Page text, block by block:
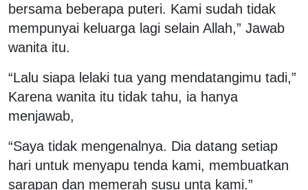
bersama beberapa puteri. Kami sudah tidak
mempunyai keluarga lagi selain Allah,” Jawab
wanita itu.
“Lalu siapa lelaki tua yang mendatangimu tadi,”
Karena wanita itu tidak tahu, ia hanya
menjawab,
“Saya tidak mengenalnya. Dia datang setiap
hari untuk menyapu tenda kami, membuatkan
sarapan dan memerah susu unta kami.”